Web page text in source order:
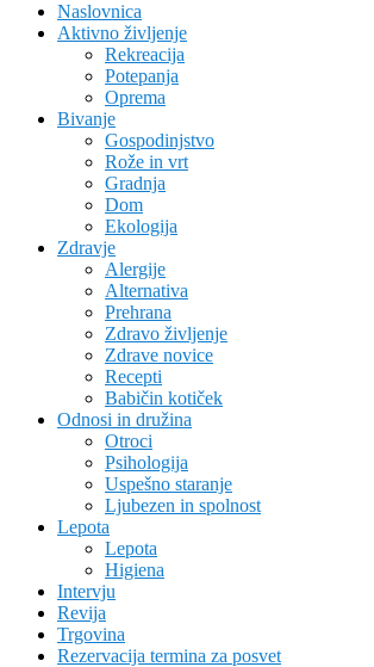
Naslovnica
Aktivno življenje
Rekreacija
Potepanja
Oprema
Bivanje
Gospodinjstvo
Rože in vrt
Gradnja
Dom
Ekologija
Zdravje
Alergije
Alternativa
Prehrana
Zdravo življenje
Zdrave novice
Recepti
Babičin kotiček
Odnosi in družina
Otroci
Psihologija
Uspešno staranje
Ljubezen in spolnost
Lepota
Lepota
Higiena
Intervju
Revija
Trgovina
Rezervacija termina za posvet